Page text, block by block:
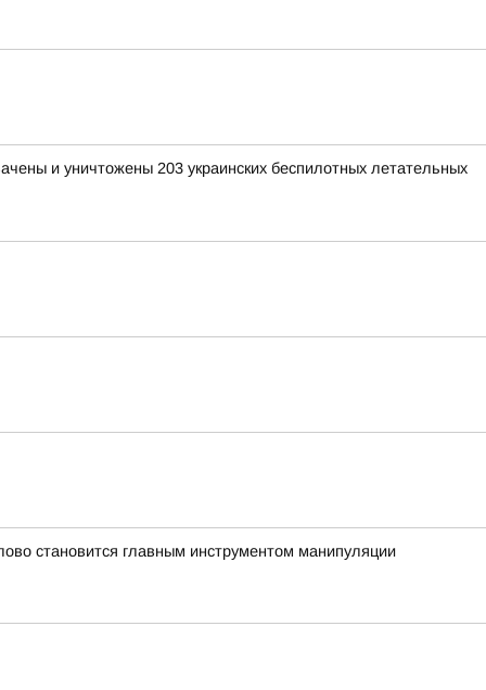
и уничтожены 203 украинских беспилотных летательных
становится главным инструментом манипуляции